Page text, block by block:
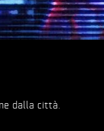
dalla città.